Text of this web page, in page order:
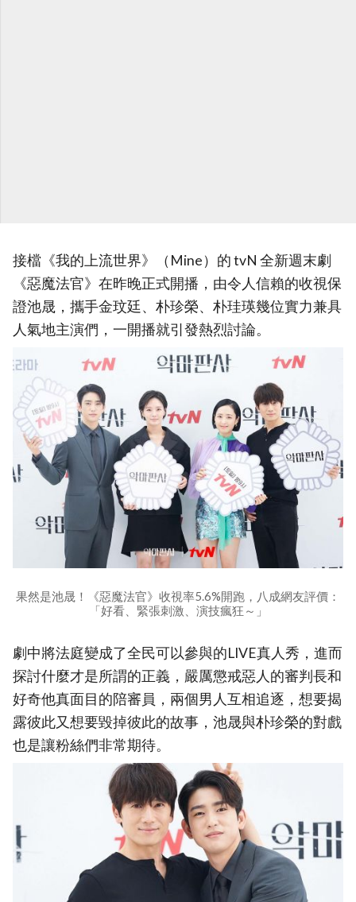
接檔《我的上流世界》（Mine）的 tvN 全新週末劇
《惡魔法官》在昨晚正式開播，由令人信賴的收視保
證池晟，攜手金玟廷、朴珍榮、朴珪瑛幾位實力兼具
人氣地主演們，一開播就引發熱烈討論。
果然是池晟！《惡魔法官》收視率5.6%開跑，八成網友評價：
「好看、緊張刺激、演技瘋狂～」
劇中將法庭變成了全民可以參與的LIVE真人秀，進而
探討什麼才是所謂的正義，嚴厲懲戒惡人的審判長和
好奇他真面目的陪審員，兩個男人互相追逐，想要揭
露彼此又想要毀掉彼此的故事，池晟與朴珍榮的對戲
也是讓粉絲們非常期待。